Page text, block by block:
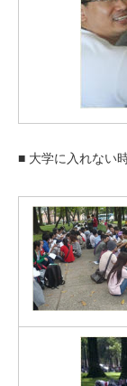
■ 大学に入れない